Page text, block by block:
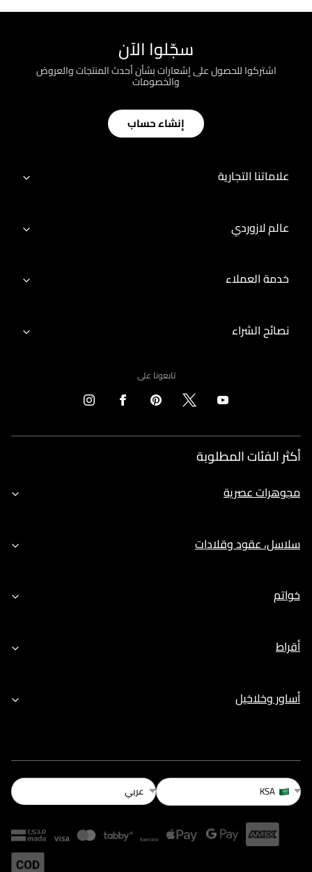
سجّلوا الآن
اشتركوا للحصول على إشعارات بشأن أحدث المنتجات والعروض
والخصومات
إنشاء حساب
علاماتنا التجارية
عالم لازوردي
خدمة العملاء
نصائح الشراء
تابعونا على
أكثر الفئات المطلوبة
مجوهرات عصرية
سلاسل، عقود وقلادات
خواتم
أقراط
أساور وخلاخيل
KSA عربي